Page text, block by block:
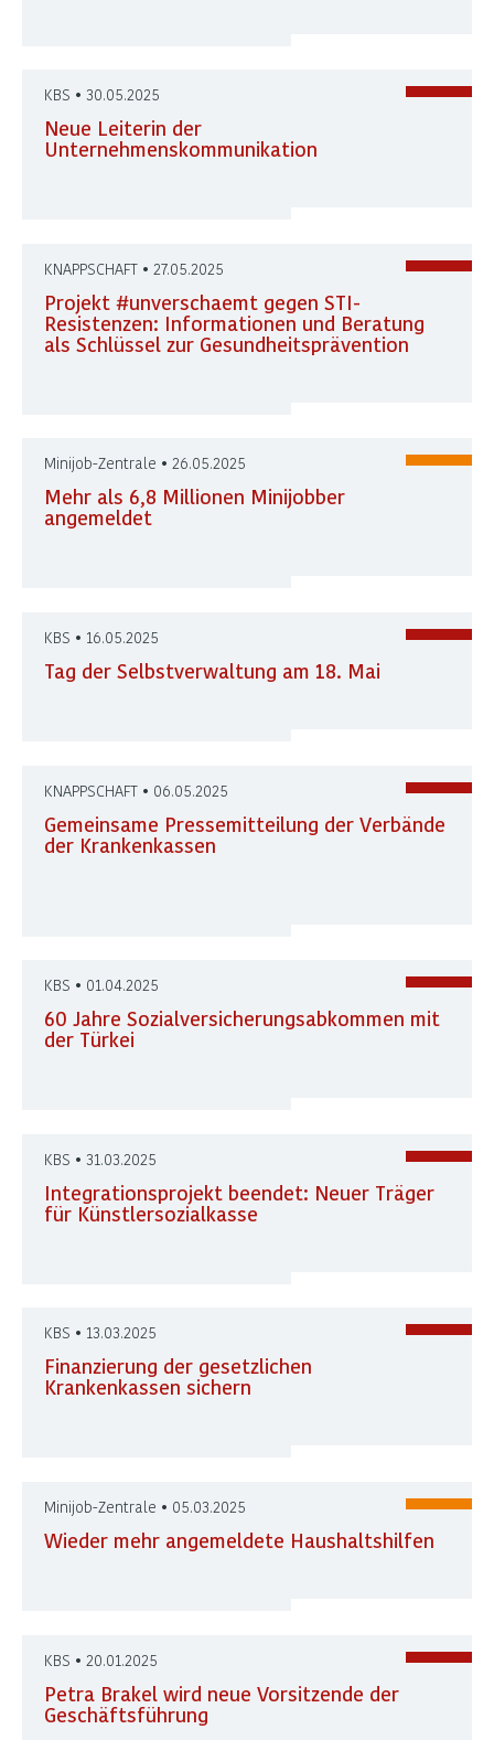
KBS • 30.05.2025
Neue Leiterin der
Unternehmenskommunikation
KNAPPSCHAFT • 27.05.2025
Projekt #unverschaemt gegen STI-
Resistenzen: Informationen und Beratung
als Schlüssel zur Gesundheitsprävention
Minijob-Zentrale • 26.05.2025
Mehr als 6,8 Millionen Minijobber
angemeldet
KBS • 16.05.2025
Tag der Selbstverwaltung am 18. Mai
KNAPPSCHAFT • 06.05.2025
Gemeinsame Pressemitteilung der Verbände
der Krankenkassen
KBS • 01.04.2025
60 Jahre Sozialversicherungsabkommen mit
der Türkei
KBS • 31.03.2025
Integrationsprojekt beendet: Neuer Träger
für Künstlersozialkasse
KBS • 13.03.2025
Finanzierung der gesetzlichen
Krankenkassen sichern
Minijob-Zentrale • 05.03.2025
Wieder mehr angemeldete Haushaltshilfen
KBS • 20.01.2025
Petra Brakel wird neue Vorsitzende der
Geschäftsführung